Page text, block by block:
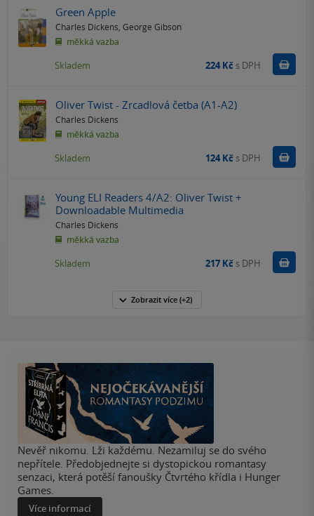
Green Apple
Charles Dickens, George Gibson
měkká vazba
Skladem 224 Kč s DPH
Oliver Twist - Zrcadlová četba (A1-A2)
Charles Dickens
měkká vazba
Skladem 124 Kč s DPH
Young ELI Readers 4/A2: Oliver Twist +
Downloadable Multimedia
Charles Dickens
měkká vazba
Skladem 217 Kč s DPH
Zobrazit více (+2)
Nevěř nikomu. Lži každému. Nezamiluj se do svého
nepřítele. Předobjednejte si dystopickou romantasy
senzaci, která potěší fanoušky Čtvrtého křídla i Hunger
Games.
Více informací